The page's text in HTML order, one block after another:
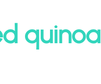
quinoa